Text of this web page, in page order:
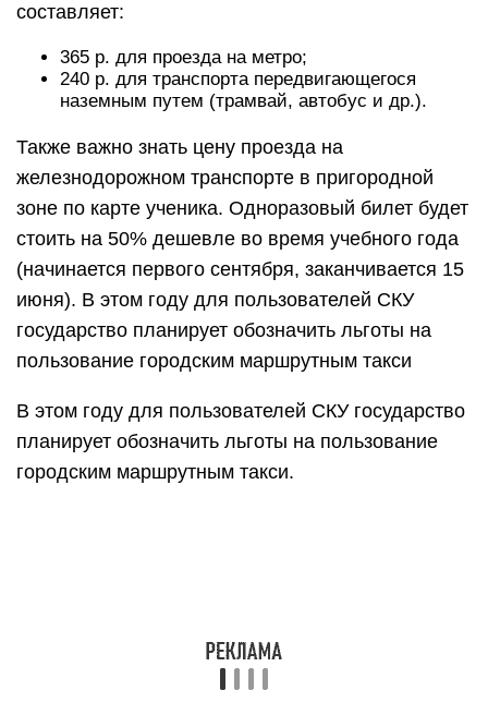
составляет:
365 р. для проезда на метро;
240 р. для транспорта передвигающегося
наземным путем (трамвай, автобус и др.).
Также важно знать цену проезда на
железнодорожном транспорте в пригородной
зоне по карте ученика. Одноразовый билет будет
стоить на 50% дешевле во время учебного года
(начинается первого сентября, заканчивается 15
июня). В этом году для пользователей СКУ
государство планирует обозначить льготы на
пользование городским маршрутным такси
В этом году для пользователей СКУ государство
планирует обозначить льготы на пользование
городским маршрутным такси.